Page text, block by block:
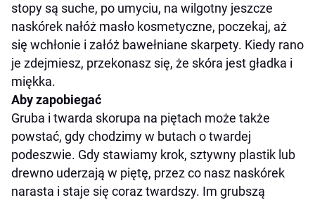
stopy są suche, po umyciu, na wilgotny jeszcze
naskórek nałóż masło kosmetyczne, poczekaj, aż
się wchłonie i załóż bawełniane skarpety. Kiedy rano
je zdejmiesz, przekonasz się, że skóra jest gładka i
miękka.
Aby zapobiegać
Gruba i twarda skorupa na piętach może także
powstać, gdy chodzimy w butach o twardej
podeszwie. Gdy stawiamy krok, sztywny plastik lub
drewno uderzają w piętę, przez co nasz naskórek
narasta i staje się coraz twardszy. Im grubszą